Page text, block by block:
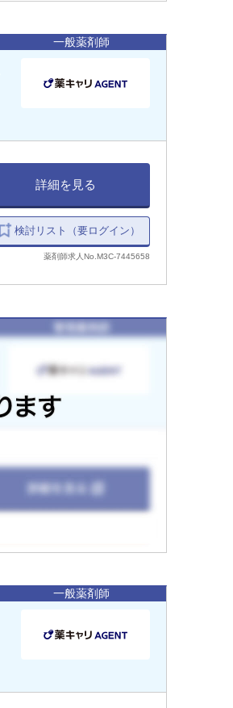
一般薬剤師
詳細を見る
検討リスト（要ログイン）
薬剤師求人No.M3C-7445658
一般薬剤師